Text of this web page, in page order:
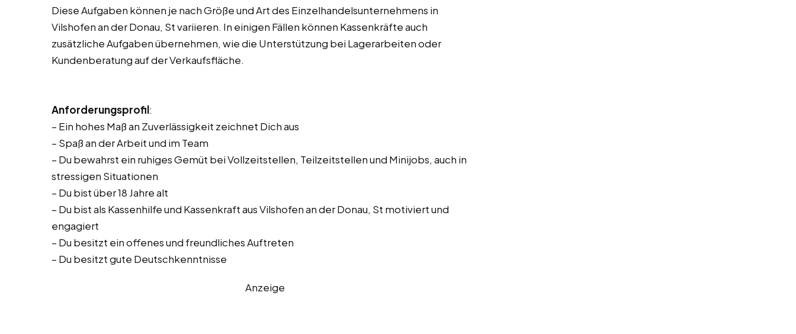
Diese Aufgaben können je nach Größe und Art des Einzelhandelsunternehmens in
Vilshofen an der Donau, St variieren. In einigen Fällen können Kassenkräfte auch
zusätzliche Aufgaben übernehmen, wie die Unterstützung bei Lagerarbeiten oder
Kundenberatung auf der Verkaufsfläche.
Anforderungsprofil:
– Ein hohes Maß an Zuverlässigkeit zeichnet Dich aus
– Spaß an der Arbeit und im Team
– Du bewahrst ein ruhiges Gemüt bei Vollzeitstellen, Teilzeitstellen und Minijobs, auch in
stressigen Situationen
– Du bist über 18 Jahre alt
– Du bist als Kassenhilfe und Kassenkraft aus Vilshofen an der Donau, St motiviert und
engagiert
– Du besitzt ein offenes und freundliches Auftreten
– Du besitzt gute Deutschkenntnisse
Anzeige